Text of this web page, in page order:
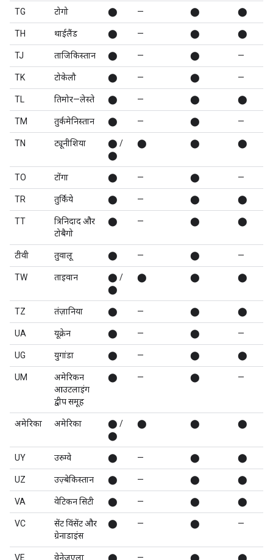
TG टोगो ⬤ — ⬤ ⬤
TH थाईलैंड ⬤ — ⬤ ⬤
TJ ताजिकिस्तान ⬤ — ⬤ —
TK टोकेलौ ⬤ — ⬤ —
TL तिमोर—लेस्ते ⬤ — ⬤ ⬤
TM तुर्कमेनिस्तान ⬤ — ⬤ —
TN ट्यूनीशिया
⬤ /
⬤
⬤ ⬤ ⬤
TO टोंगा ⬤ — ⬤ —
TR तुर्किये ⬤ — ⬤ ⬤
TT
त्रिनिदाद और
टोबैगो
⬤ — ⬤ ⬤
टीवी तुवालू ⬤ — ⬤ —
TW ताइवान
⬤ /
⬤
⬤ ⬤ ⬤
TZ तंज़ानिया ⬤ — ⬤ ⬤
UA यूक्रेन ⬤ — ⬤ —
UG युगांडा ⬤ — ⬤ ⬤
UM
अमेरिकन
आउटलाइंग
द्वीप समूह
⬤ — ⬤ —
अमेरिका अमेरिका
⬤ /
⬤
⬤ ⬤ ⬤
UY उरुग्वे ⬤ — ⬤ ⬤
UZ उज़्बेकिस्तान ⬤ — ⬤ ⬤
VA वेटिकन सिटी ⬤ — ⬤ ⬤
VC
सेंट विंसेंट और
ग्रेनाडाइंस
⬤ — ⬤ —
VE वेनेज़ुएला ⬤ — ⬤ ⬤